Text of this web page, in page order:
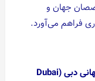
جهان و
فراهم می‌آورد.
مرکز تجارت جهانی دبی (Dubai